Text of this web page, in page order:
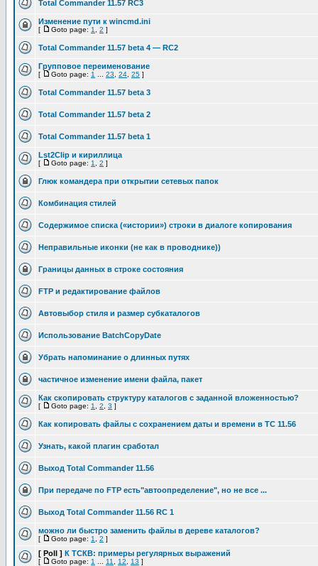
Total Commander 11.57 RC3
Изменение пути к wincmd.ini
[ Goto page: 1 2 ]
Total Commander 11.57 beta 4 — RC2
Групповое переименование
[ Goto page: 1 23 24 25 ]
Total Commander 11.57 beta 3
Total Commander 11.57 beta 2
Total Commander 11.57 beta 1
Lst2Clip и кириллица
[ Goto page: 1 2 ]
Глюк командера при открытии сетевых папок
Комбинация стилей
Cодержимое списка («истории») строки в диалоге копирования
Неправильные иконки (не как в проводнике))
Границы данных в строке состояния
FTP и редактирование файлов
Автовыбор стиля и размер субкаталогов
Использование BatchCopyDate
Убрать напоминание о длинных путях
частичное изменение имени файла, пакет
Как скопировать структуру каталогов с заданной вложенностью?
[ Goto page: 1 2 3 ]
Как копировать файлы с сохранением даты и времени в TC 11.56
Узнать, какой плагин сработал
Выход Total Commander 11.56
При передаче по FTP есть"автоопределение", но не все ...
Выход Total Commander 11.56 RC 1
можно ли быстро заменить файлы в дереве каталогов?
[ Goto page: 1 2 ]
[ Poll ] К ТСКВ: примеры регулярных выражений
[ Goto page: 1 11 12 13 ]